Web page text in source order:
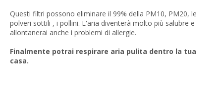
Questi filtri possono eliminare il 99% della PM10, PM20, le
polveri sottili , i pollini. L'aria diventerà molto più salubre e
allontanerai anche i problemi di allergie.
Finalmente potrai respirare aria pulita dentro la tua
casa.